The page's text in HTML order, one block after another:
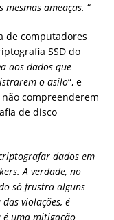
ameaças. “
de computadores
SSD do
aos dados que
o asilo“, e
compreenderem
de disco
dados em
A verdade, no
só frustra alguns
violações, é
uma mitigação